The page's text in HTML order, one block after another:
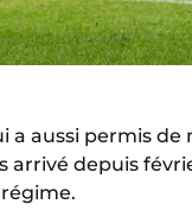
a aussi permis de
arrivé depuis